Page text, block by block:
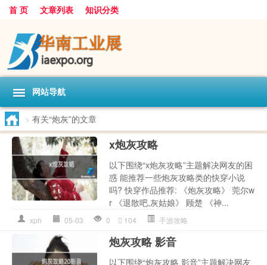
首 页 文章列表 知识分类
网站导航
> 有关“炮灰”的文章
x炮灰攻略
以下围绕“x炮灰攻略”主题解决网友的困
惑 能推荐一些炮灰攻略类的快穿小说
吗? 快穿作品推荐: 《炮灰攻略》 莞尔w
r 《退散吧,灰姑娘》 顾楚 《神...
xph 05-03 0 104 手游攻略
炮灰攻略 影音
以下围绕“炮灰攻略 影音”主题解决网友